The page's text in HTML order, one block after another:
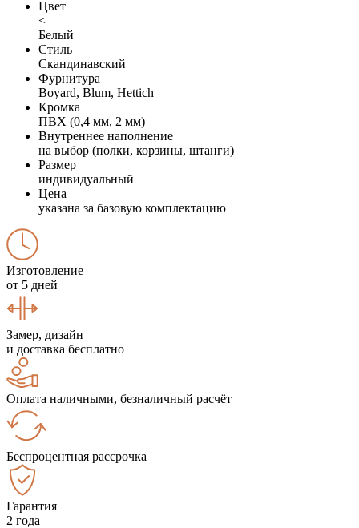
Цвет
<
Белый
Стиль
Скандинавский
Фурнитура
Boyard, Blum, Hettich
Кромка
ПВХ (0,4 мм, 2 мм)
Внутреннее наполнение
на выбор (полки, корзины, штанги)
Размер
индивидуальный
Цена
указана за базовую комплектацию
Изготовление
от 5 дней
Замер, дизайн
и доставка бесплатно
Оплата наличными, безналичный расчёт
Беспроцентная рассрочка
Гарантия
2 года